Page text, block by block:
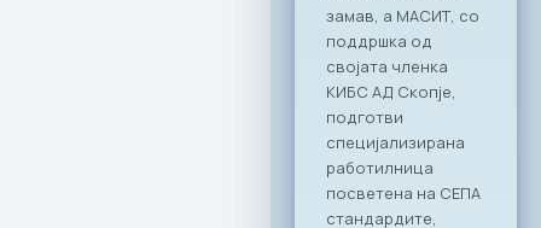
технологии –
МАСИТ, се
приклучи кон
националната
иницијатива за
намалување на
неформалната
економија.
Претседателот на